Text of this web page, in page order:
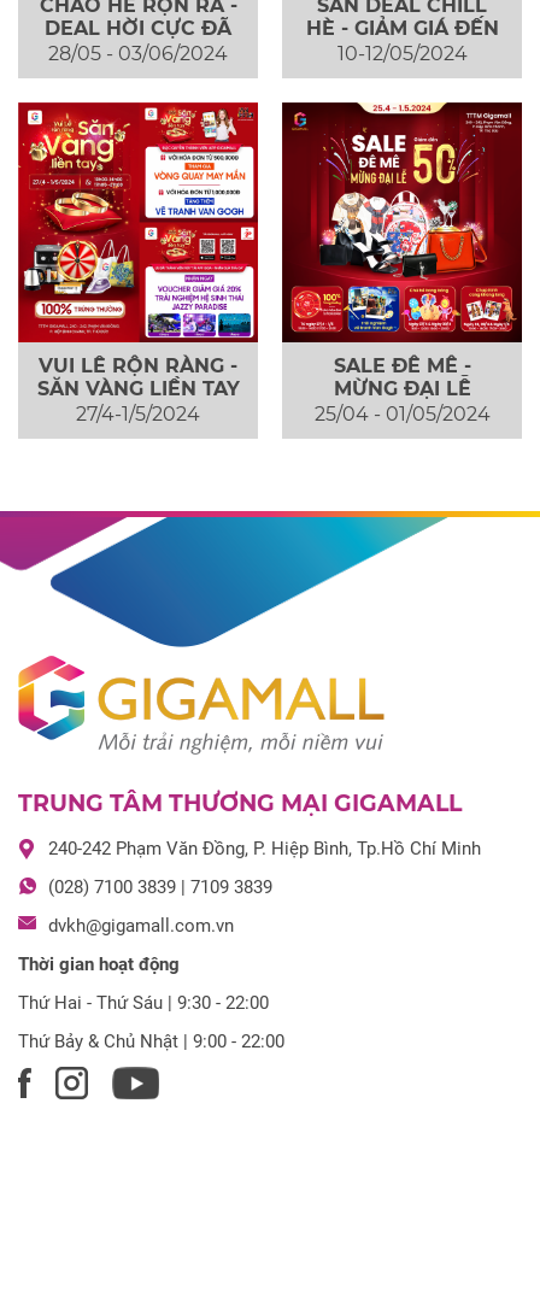
CHÀO HÈ RỘN RÃ -
DEAL HỜI CỰC ĐÃ
28/05 - 03/06/2024
SĂN DEAL CHILL
HÈ - GIẢM GIÁ ĐẾN
50%
10-12/05/2024
VUI LỄ RỘN RÀNG -
SĂN VÀNG LIỀN TAY
27/4-1/5/2024
SALE ĐÊ MÊ -
MỪNG ĐẠI LỄ
25/04 - 01/05/2024
TRUNG TÂM THƯƠNG MẠI GIGAMALL
240-242 Phạm Văn Đồng, P. Hiệp Bình, Tp.Hồ Chí Minh
(028) 7100 3839 | 7109 3839
dvkh@gigamall.com.vn
Thời gian hoạt động
Thứ Hai - Thứ Sáu | 9:30 - 22:00
Thứ Bảy & Chủ Nhật | 9:00 - 22:00